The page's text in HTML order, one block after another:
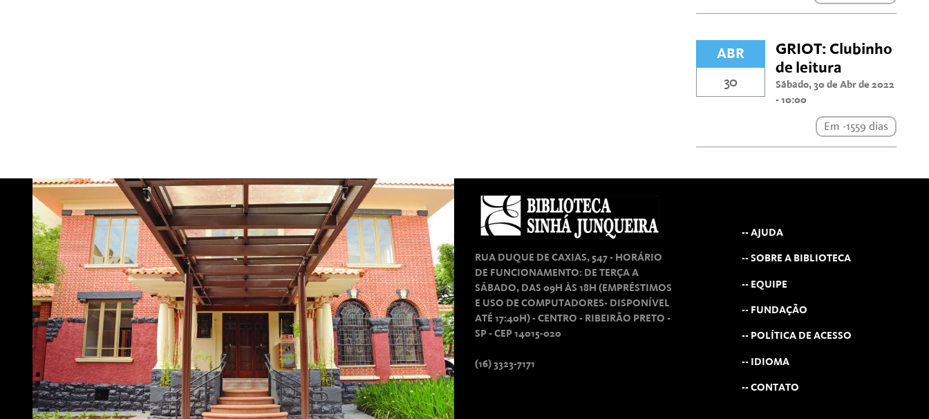
ABR
30
GRIOT: Clubinho
de leitura
Sábado, 30 de Abr de 2022
- 10:00
Em -1559 dias
RUA DUQUE DE CAXIAS, 547 - HORÁRIO
DE FUNCIONAMENTO: DE TERÇA A
SÁBADO, DAS 09H ÀS 18H (EMPRÉSTIMOS
E USO DE COMPUTADORES- DISPONÍVEL
ATÉ 17:40H) - CENTRO - RIBEIRÃO PRETO -
SP - CEP 14015-020
(16) 3323-7171
-- AJUDA
-- SOBRE A BIBLIOTECA
-- EQUIPE
-- FUNDAÇÃO
-- POLÍTICA DE ACESSO
-- IDIOMA
-- CONTATO